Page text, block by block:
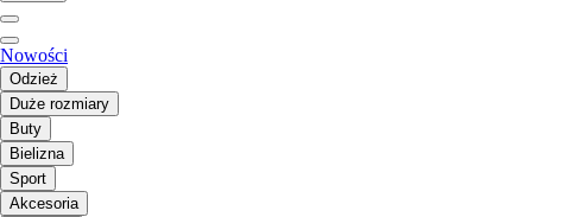
Nowości
Odzież
Duże rozmiary
Buty
Bielizna
Sport
Akcesoria